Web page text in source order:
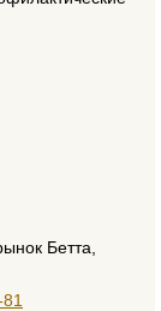
Бетта,